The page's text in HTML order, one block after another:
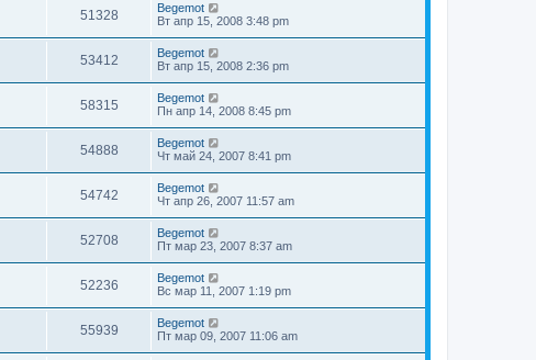
51328
Begemot
Вт апр 15, 2008 3:48 pm
53412
Begemot
Вт апр 15, 2008 2:36 pm
58315
Begemot
Пн апр 14, 2008 8:45 pm
54888
Begemot
Чт май 24, 2007 8:41 pm
54742
Begemot
Чт апр 26, 2007 11:57 am
52708
Begemot
Пт мар 23, 2007 8:37 am
52236
Begemot
Вс мар 11, 2007 1:19 pm
55939
Begemot
Пт мар 09, 2007 11:06 am